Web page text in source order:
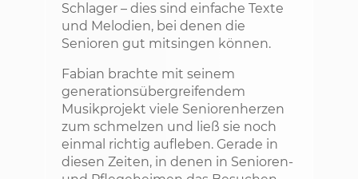
Schlager – dies sind einfache Texte
und Melodien, bei denen die
Senioren gut mitsingen können.
Fabian brachte mit seinem
generationsübergreifendem
Musikprojekt viele Seniorenherzen
zum schmelzen und ließ sie noch
einmal richtig aufleben. Gerade in
diesen Zeiten, in denen in Senioren-